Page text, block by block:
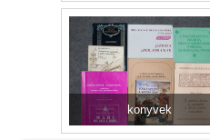
konyvek